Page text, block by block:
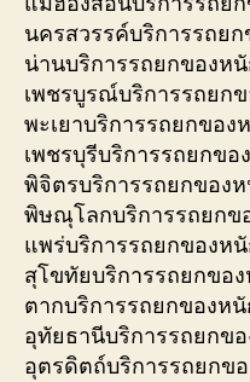
นครสวรรค์บริการรถย
น่านบริการรถยกของห
เพชรบูรณ์บริการรถยก
พะเยาบริการรถยกของ
เพชรบุรีบริการรถยกขอ
พิจิตรบริการรถยกของ
พิษณุโลกบริการรถยกข
แพร่บริการรถยกของห
สุโขทัยบริการรถยกขอ
ตากบริการรถยกของห
อุทัยธานีบริการรถยกข
อุตรดิตถ์บริการรถยกข